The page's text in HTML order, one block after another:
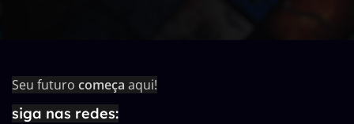
Seu futuro começa aqui!
siga nas redes: